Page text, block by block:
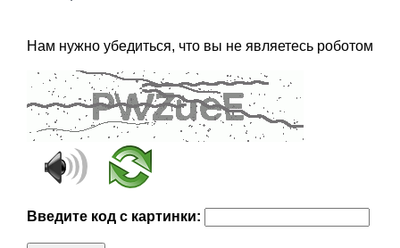
Нам нужно убедиться, что вы не являетесь роботом
Введите код с картинки: